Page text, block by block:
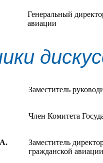
Генеральный
авиации
Заместитель
Член Комитета
Заместитель
гражданской